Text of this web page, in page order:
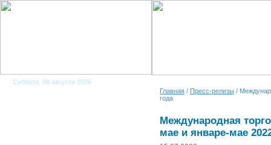
Суббота, 08 августа 2026
Главная / Пресс-релизы /
года
Международная
мае и январе-мае